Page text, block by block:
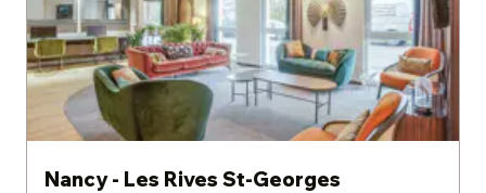
Nancy - Les Rives St-Georges